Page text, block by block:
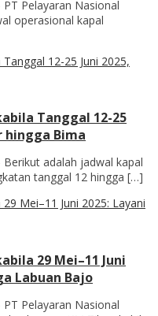
Pelayaran Nasional
operasional kapal
Tanggal 12-25
hingga Bima
adalah jadwal kapal
tanggal 12 hingga […]
29 Mei–11 Juni
Labuan Bajo
Pelayaran Nasional